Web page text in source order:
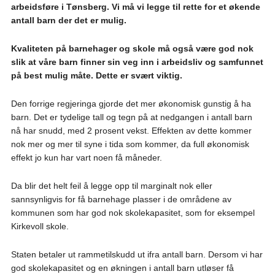
arbeidsføre i Tønsberg. Vi må vi legge til rette for et økende
antall barn der det er mulig.
Kvaliteten på barnehager og skole må også være god nok
slik at våre barn finner sin veg inn i arbeidsliv og samfunnet
på best mulig måte. Dette er svært viktig.
Den forrige regjeringa gjorde det mer økonomisk gunstig å ha
barn. Det er tydelige tall og tegn på at nedgangen i antall barn
nå har snudd, med 2 prosent vekst. Effekten av dette kommer
nok mer og mer til syne i tida som kommer, da full økonomisk
effekt jo kun har vart noen få måneder.
Da blir det helt feil å legge opp til marginalt nok eller
sannsynligvis for få barnehage plasser i de områdene av
kommunen som har god nok skolekapasitet, som for eksempel
Kirkevoll skole.
Staten betaler ut rammetilskudd ut ifra antall barn. Dersom vi har
god skolekapasitet og en økningen i antall barn utløser få